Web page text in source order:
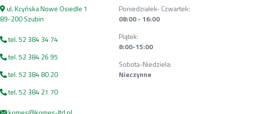
ul. Kcyńska Nowe Osiedle 1
89-200 Szubin
tel. 52 384 34 74
tel. 52 384 26 95
tel. 52 384 80 20
tel. 52 384 21 70
Poniedziałek- Czwartek:
08:00 - 16:00
Piątek:
8:00-15:00
Sobota-Niedziela:
Nieczynne